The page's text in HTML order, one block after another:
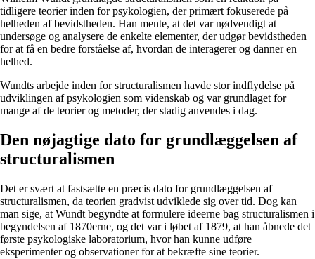
tidligere teorier inden for psykologien, der primært fokuserede på
helheden af bevidstheden. Han mente, at det var nødvendigt at
undersøge og analysere de enkelte elementer, der udgør bevidstheden
for at få en bedre forståelse af, hvordan de interagerer og danner en
helhed.
Wundts arbejde inden for structuralismen havde stor indflydelse på
udviklingen af psykologien som videnskab og var grundlaget for
mange af de teorier og metoder, der stadig anvendes i dag.
Den nøjagtige dato for grundlæggelsen af
structuralismen
Det er svært at fastsætte en præcis dato for grundlæggelsen af
structuralismen, da teorien gradvist udviklede sig over tid. Dog kan
man sige, at Wundt begyndte at formulere ideerne bag structuralismen i
begyndelsen af ​​1870erne, og det var i løbet af 1879, at han åbnede det
første psykologiske laboratorium, hvor han kunne udføre
eksperimenter og observationer for at bekræfte sine teorier.